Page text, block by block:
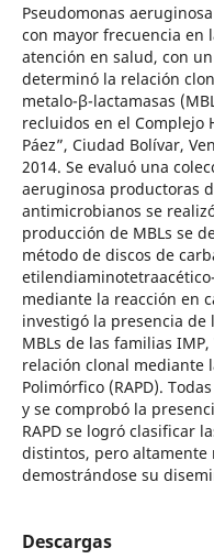
Pseudomonas
con mayor frecuencia en
atención en salud, con
determinó la relación
metalo-β-lactamasas
recluidos en el Complejo
Páez”, Ciudad Bolívar,
2014. Se evaluó una
aeruginosa productoras
antimicrobianos se
producción de MBLs se
método de discos de
mediante la reacción en
investigó la presencia de
MBLs de las familias
relación clonal mediante
Polimórfico (RAPD).
y se comprobó la
RAPD se logró clasificar
distintos, pero altamente
demostrándose su
Descargas